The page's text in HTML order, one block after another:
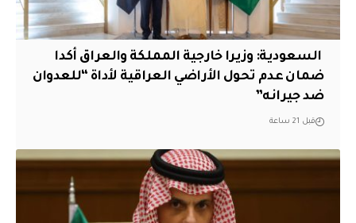
‏ السعودية: وزيرا خارجية المملكة والعراق أكدا
ضمان عدم تحول الأراضي العراقية لأداة “للعدوان
ضد جيرانه”
قبل 21 ساعة